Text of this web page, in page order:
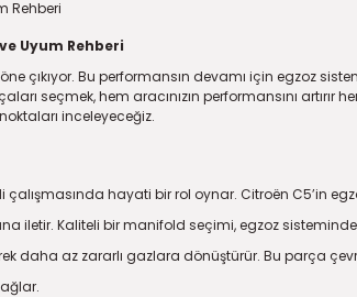
Uyum Rehberi
çıkıyor. Bu performansın devamı için egzoz
seçmek, hem aracınızın performansını artırır
inceleyeceğiz.
hayati bir rol oynar. Citroën C5’in
iletir. Kaliteli bir manifold seçimi, egzoz sistemindeki
daha az zararlı gazlara dönüştürür. Bu parça